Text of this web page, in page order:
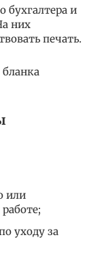
бухгалтера и
них
печать.
или
уходу за